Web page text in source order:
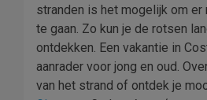
stranden is het mogelijk om er
te gaan. Zo kun je de rotsen
ontdekken. Een vakantie in
aanrader voor jong en oud.
van het strand of ontdek je